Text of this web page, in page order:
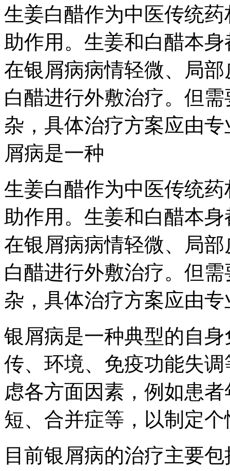
生姜白醋作为中医传统
助作用。生姜和白醋本
在银屑病病情轻微、局
白醋进行外敷治疗。但
杂，具体治疗方案应由
屑病是一种
生姜白醋作为中医传统
助作用。生姜和白醋本
在银屑病病情轻微、局
白醋进行外敷治疗。但
杂，具体治疗方案应由
银屑病是一种典型的自
传、环境、免疫功能失
虑各方面因素，例如患
短、合并症等，以制定
目前银屑病的治疗主要